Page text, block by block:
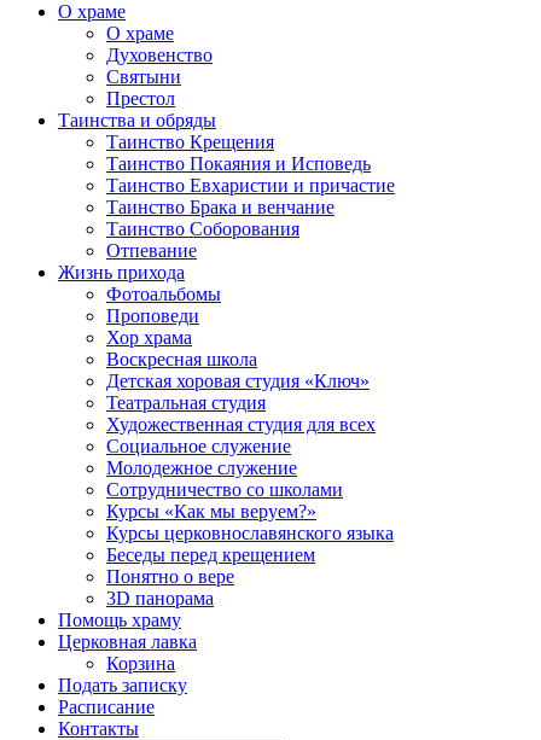
О храме
О храме
Духовенство
Святыни
Престол
Таинства и обряды
Таинство Крещения
Таинство Покаяния и Исповедь
Таинство Евхаристии и причастие
Таинство Брака и венчание
Таинство Соборования
Отпевание
Жизнь прихода
Фотоальбомы
Проповеди
Хор храма
Воскресная школа
Детская хоровая студия «Ключ»
Театральная студия
Х​удожественная студия для всех
Социальное служение
Молодежное служение
Сотрудничество со школами
Курсы «Как мы веруем?»
Курсы церковнославянского языка
Беседы перед крещением
Понятно о вере
3D панорама
Помощь храму
Церковная лавка
Корзина
Подать записку
Расписание
Контакты